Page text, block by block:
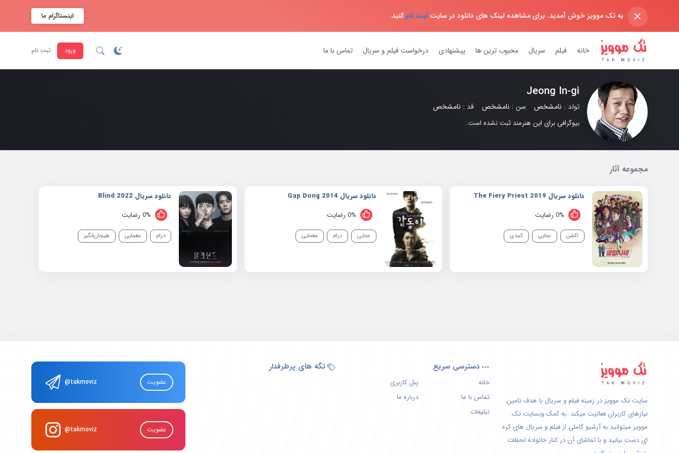
× به تک موویز خوش آمدید. برای مشاهده لینک های دانلود در سایت ثبت نامکنید. اینستاگرام ما
خانه فیلم سریال محبوب ترین ها پیشنهادی درخواست فیلم و سریال تماس با ما ورود ثبت نام
Jeong In-gi
تولد : نامشخص سن : نامشخص قد : نامشخص
بیوگرافی برای این هنرمند ثبت نشده است.
مجموعه آثار
دانلود سریال 2019 The Fiery Priest
0% رضایت
اکشن جنایی کمدی
دانلود سریال 2014 Gap Dong
0% رضایت
جنایی درام معمایی
دانلود سریال 2022 Blind
0% رضایت
درام معمایی هیجان‌انگیز
سایت تک موویز در زمینه فیلم و سریال با هدف تامین
نیازهای کاربران فعالیت میکند. به کمک وبسایت تک
موویز میتوانید به آرشیو کاملی از فیلم و سریال های کره
ای دست بیابید و با تماشای آن در کنار خانواده لحظات
دسترسی سریع
خانه
پنل کاربری
تماس با ما
درباره ما
تبلیغات
تگه های پرطرفدار
@takmoviz عضویت
@takmoviz عضویت